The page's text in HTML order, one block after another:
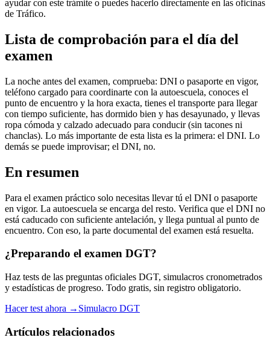
ayudar con este trámite o puedes hacerlo directamente en las oficinas
de Tráfico.
Lista de comprobación para el día del
examen
La noche antes del examen, comprueba: DNI o pasaporte en vigor,
teléfono cargado para coordinarte con la autoescuela, conoces el
punto de encuentro y la hora exacta, tienes el transporte para llegar
con tiempo suficiente, has dormido bien y has desayunado, y llevas
ropa cómoda y calzado adecuado para conducir (sin tacones ni
chanclas). Lo más importante de esta lista es la primera: el DNI. Lo
demás se puede improvisar; el DNI, no.
En resumen
Para el examen práctico solo necesitas llevar tú el DNI o pasaporte
en vigor. La autoescuela se encarga del resto. Verifica que el DNI no
está caducado con suficiente antelación, y llega puntual al punto de
encuentro. Con eso, la parte documental del examen está resuelta.
¿Preparando el examen DGT?
Haz tests de las preguntas oficiales DGT, simulacros cronometrados
y estadísticas de progreso. Todo gratis, sin registro obligatorio.
Hacer test ahora → Simulacro DGT
Artículos relacionados